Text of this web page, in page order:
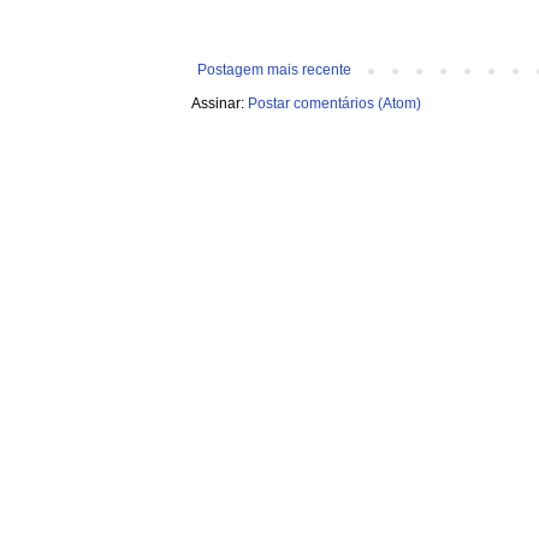
Postagem mais recente
Assinar: Postar comentários (Atom)